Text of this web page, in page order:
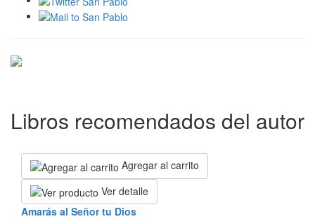
Libros recomendados del autor
Agregar al carrito
Ver detalle
Amarás al Señor tu Dios